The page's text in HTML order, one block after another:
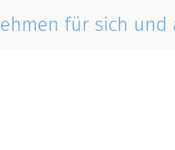
für sich und